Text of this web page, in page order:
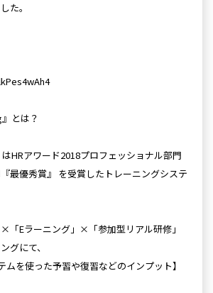
た。
とは？
HRアワード2018プロフェッショナル部門
最優秀賞』 を受賞したトレーニングシステ
×「Eラーニング」×「参加型リアル研修」
グにて、
ムを使った予習や復習などのインプット】